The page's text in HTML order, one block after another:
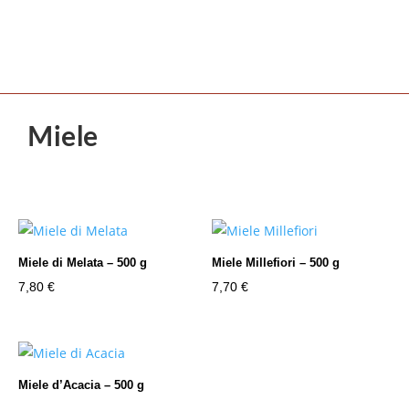
Miele
Miele di Melata – 500 g
7,80 €
Miele Millefiori – 500 g
7,70€
Miele d’Acacia – 500 g